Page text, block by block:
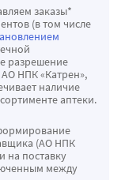
исключением
к
Если нет
резистентной к
решить
терапии
антибиотиком,
Как и в
spp.
pneumoniae
Legionella
функции
Чайлд-Пью) по
и пациентами
заказы*
(в том числе
разрешение
НПК «Катрен»,
наличие
аптеки.
(АО НПК
на поставку
между